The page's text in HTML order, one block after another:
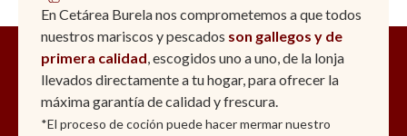
En Cetárea Burela nos comprometemos a que todos
nuestros mariscos y pescados son gallegos y de
primera calidad , escogidos uno a uno, de la lonja
llevados directamente a tu hogar, para ofrecer la
máxima garantía de calidad y frescura.
*El proceso de coción puede hacer mermar nuestro